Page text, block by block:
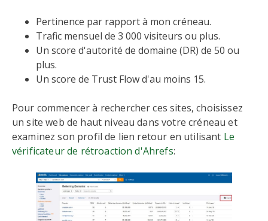
Pertinence par rapport à mon créneau.
Trafic mensuel de 3 000 visiteurs ou plus.
Un score d'autorité de domaine (DR) de 50 ou
plus.
Un score de Trust Flow d'au moins 15.
Pour commencer à rechercher ces sites, choisissez
un site web de haut niveau dans votre créneau et
examinez son profil de lien retour en utilisant Le
vérificateur de rétroaction d'Ahrefs: